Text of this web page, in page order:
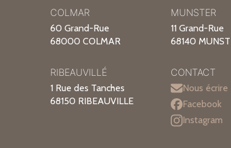
COLMAR
60 Grand-Rue
68000 COLMAR
MUNSTER
11 Grand-Rue
68140
RIBEAUVILLÉ
1 Rue des Tanches
68150 RIBEAUVILLE
CONTACT
Nous écrire
Facebook
Instagram